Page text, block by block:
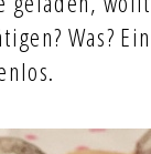
Was?